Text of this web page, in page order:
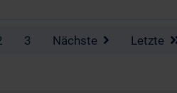
3 Nächste Letzte